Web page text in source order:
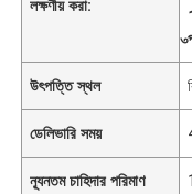
লক্ষণীয় করা:
উৎপত্তি স্থল
ডেলিভারি সময়
ন্যূনতম চাহিদার পরিমাণ